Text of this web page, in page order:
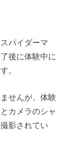
パイダーマ
後に体験中に
。
せんが、体験
カメラのシャ
影されてい